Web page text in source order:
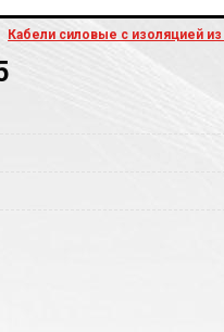
Кабели силовые с изоляцией